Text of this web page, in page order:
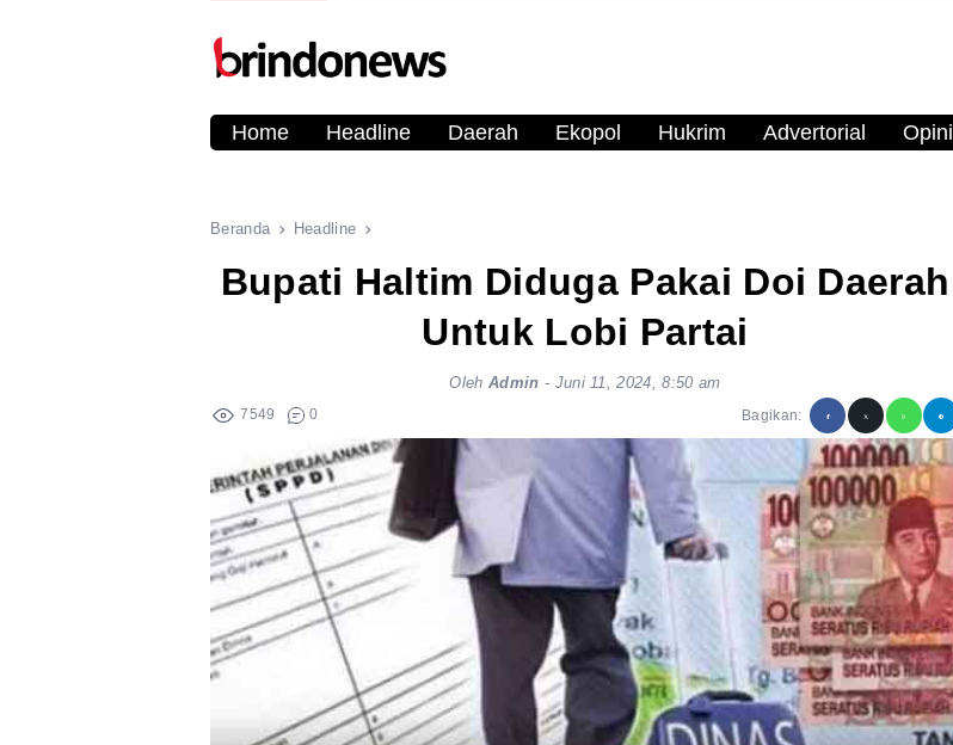
Home Headline Daerah Ekopol Hukrim Advertorial Opini
Beranda Headline
Bupati Haltim Diduga Pakai Doi Daerah
Untuk Lobi Partai
Oleh Admin - Juni 11, 2024, 8:50 am
7549 0 Bagikan: